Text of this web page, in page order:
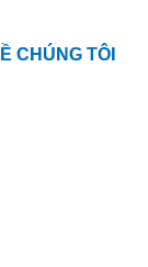
CHÚNG TÔI